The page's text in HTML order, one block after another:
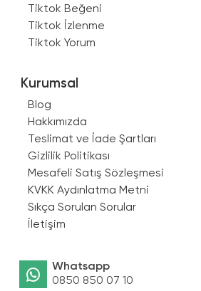
Tiktok Beğeni
Tiktok İzlenme
Tiktok Yorum
Kurumsal
Blog
Hakkımızda
Teslimat ve İade Şartları
Gizlilik Politikası
Mesafeli Satış Sözleşmesi
KVKK Aydınlatma Metni
Sıkça Sorulan Sorular
İletişim
Whatsapp
0850 850 07 10